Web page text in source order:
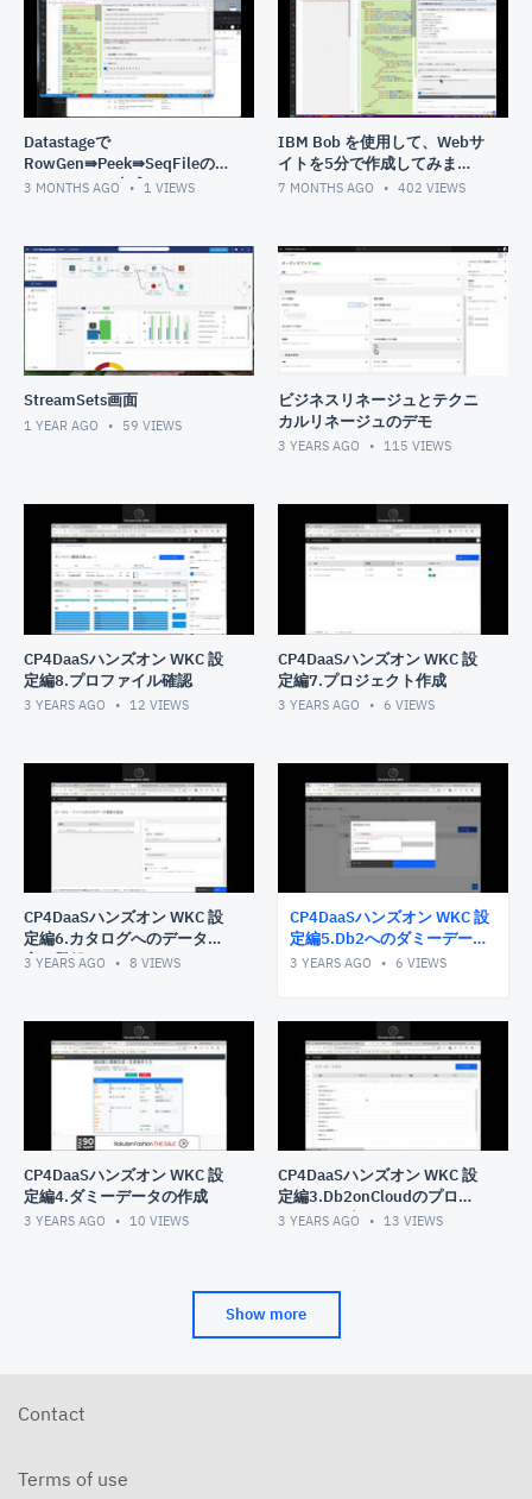
Datastageで
RowGen⇛Peek⇛SeqFileのフ
ローをBobで生成
3 MONTHS AGO 1 VIEWS
IBM Bob を使用して、Webサ
イトを5分で作成してみまし
た。
7 MONTHS AGO 402 VIEWS
StreamSets画面
1 YEAR AGO 59 VIEWS
ビジネスリネージュとテクニ
カルリネージュのデモ
3 YEARS AGO 115 VIEWS
CP4DaaSハンズオン WKC 設
定編8.プロファイル確認
3 YEARS AGO 12 VIEWS
CP4DaaSハンズオン WKC 設
定編7.プロジェクト作成
3 YEARS AGO 6 VIEWS
CP4DaaSハンズオン WKC 設
定編6.カタログへのデータ資
産の登録
3 YEARS AGO 8 VIEWS
CP4DaaSハンズオン WKC 設
定編5.Db2へのダミーデータ
のロード
3 YEARS AGO 6 VIEWS
CP4DaaSハンズオン WKC 設
定編4.ダミーデータの作成
3 YEARS AGO 10 VIEWS
CP4DaaSハンズオン WKC 設
定編3.Db2onCloudのプロビ
ジョニング
3 YEARS AGO 13 VIEWS
Show more
Contact
Terms of use